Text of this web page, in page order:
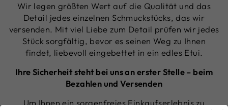
Wir legen größten Wert auf die Qualität und das
Detail jedes einzelnen Schmuckstücks, das wir
versenden. Mit viel Liebe zum Detail prüfen wir jedes
Stück sorgfältig, bevor es seinen Weg zu Ihnen
findet, liebevoll eingebettet in ein edles Etui.
Ihre Sicherheit steht bei uns an erster Stelle – beim
Bezahlen und Versenden
Um Ihnen ein sorgenfreies Einkaufserlebnis zu